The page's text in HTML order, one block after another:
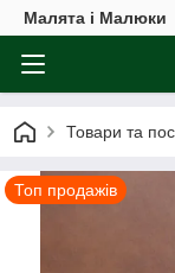
Малята і Малюки
Товари та
Топ продажів